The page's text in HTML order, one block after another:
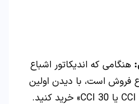
هنگامی که اندیکاتور اشباع
فروش است، با دیدن اولین